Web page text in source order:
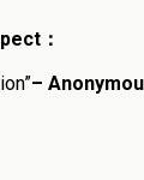
：
–